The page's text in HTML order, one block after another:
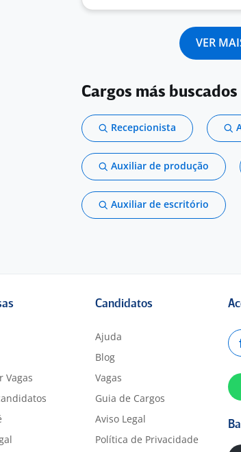
VER
Cargos más buscados
Recepcionista
Auxiliar de produção
Auxiliar de escritório
Vagas
Candidatos
Ajuda
Blog
Vagas
Guia de Cargos
Aviso Legal
Política de Privacidade